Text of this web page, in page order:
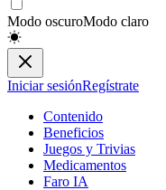
Modo oscuroModo claro
Iniciar sesiónRegístrate
Contenido
Beneficios
Juegos y Trivias
Medicamentos
Faro IA